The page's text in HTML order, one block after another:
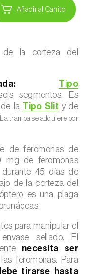
Añadir al Carrito
de la corteza del
Tipo
segmentos. Es
la Tipo Slit y de
La trampa se adquiere por
de feromonas de
mg de feromonas
45 días de
de la corteza del
es una plaga
para manipular el
sellado. El
necesita ser
feromonas. Para
tirarse hasta